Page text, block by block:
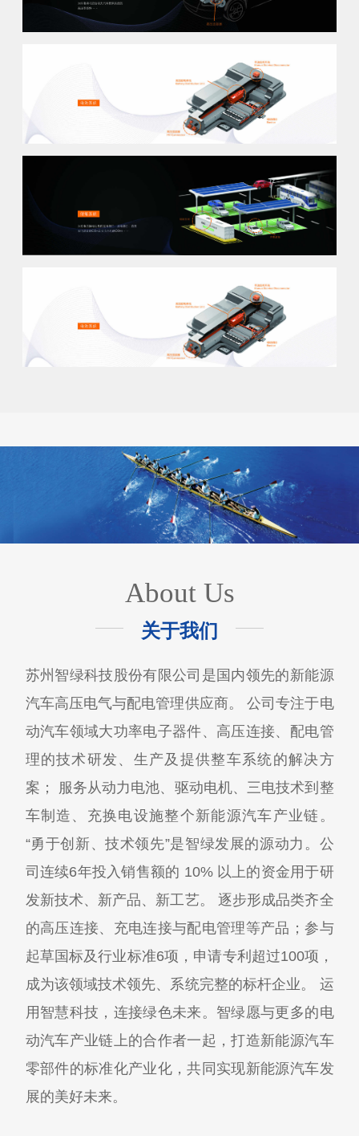
About Us
关于我们
苏州智绿科技股份有限公司是国内领先的新能源
汽车高压电气与配电管理供应商。 公司专注于电
动汽车领域大功率电子器件、高压连接、配电管
理的技术研发、生产及提供整车系统的解决方
案； 服务从动力电池、驱动电机、三电技术到整
车制造、充换电设施整个新能源汽车产业链。
“勇于创新、技术领先”是智绿发展的源动力。公
司连续6年投入销售额的 10% 以上的资金用于研
发新技术、新产品、新工艺。 逐步形成品类齐全
的高压连接、充电连接与配电管理等产品；参与
起草国标及行业标准6项，申请专利超过100项，
成为该领域技术领先、系统完整的标杆企业。 运
用智慧科技，连接绿色未来。智绿愿与更多的电
动汽车产业链上的合作者一起，打造新能源汽车
零部件的标准化产业化，共同实现新能源汽车发
展的美好未来。